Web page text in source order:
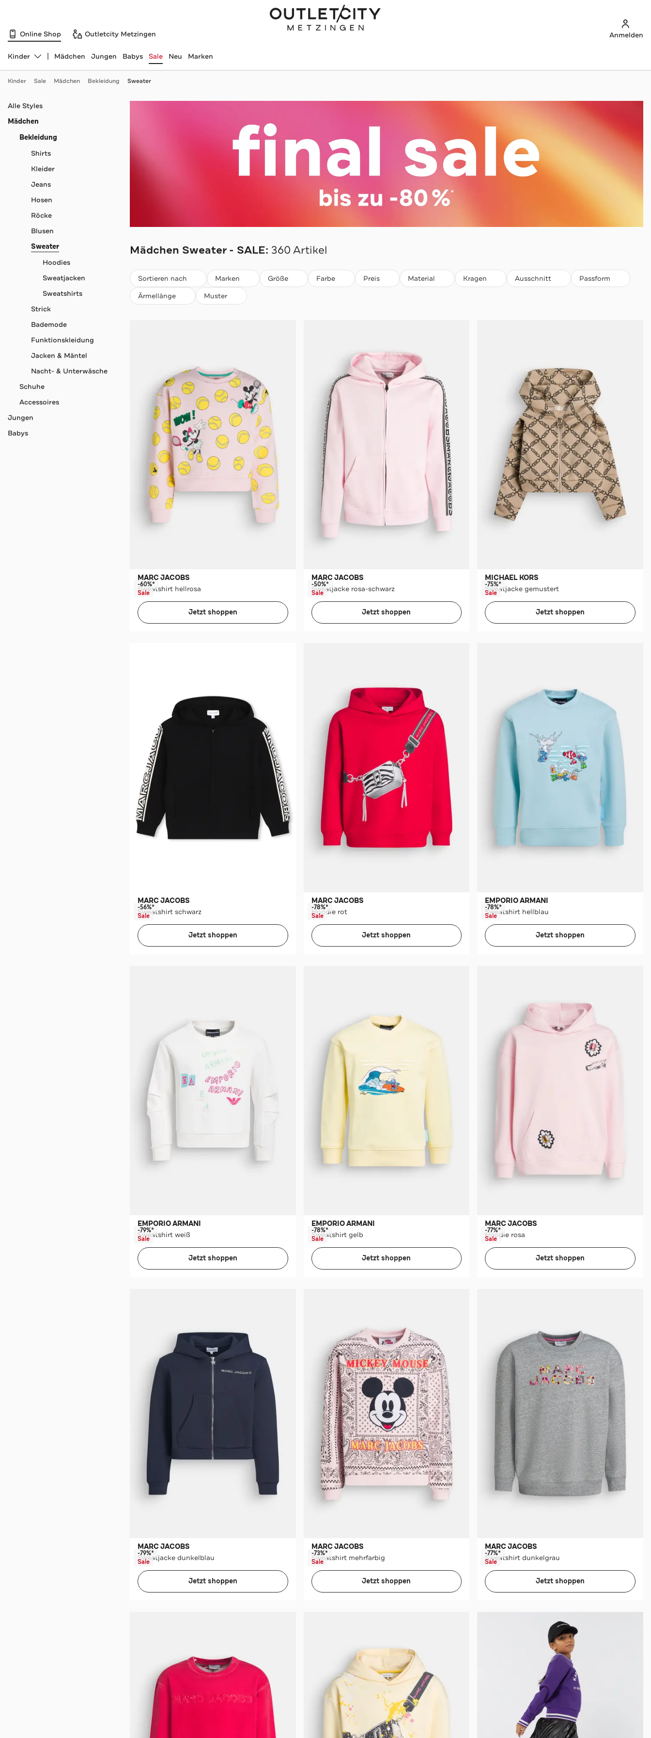
Online Shop Outletcity Metzingen Anmelden
Abteilung ändern, ausgewählt:
Kinder Mädchen Jungen Babys Sale Neu Marken
Kinder Sale Mädchen Bekleidung Sweater
Mädchen Sweater - SALE: 360 Artikel
Navigation überspringen
Alle Styles
Mädchen
Bekleidung
Shirts
Kleider
Jeans
Hosen
Röcke
Blusen
Sweater
Hoodies
Sweatjacken
Sweatshirts
Strick
Bademode
Funktionskleidung
Jacken & Mäntel
Nacht- & Unterwäsche
Schuhe
Accessoires
Jungen
Babys
Sortieren nach
Beliebteste Marken Größe Farbe Preis Material Kragen Ausschnitt
Passform
Ärmellänge
Muster
MARC JACOBS
Sweatshirt hellrosa
-60%*
Sale
Jetzt shoppen
MARC JACOBS
Sweatjacke rosa-schwarz
-50%*
Sale
Jetzt shoppen
MICHAEL KORS
Sweatjacke gemustert
-75%*
Sale
Jetzt shoppen
MARC JACOBS
Sweatshirt schwarz
-56%*
Sale
Jetzt shoppen
MARC JACOBS
Hoodie rot
-78%*
Sale
Jetzt shoppen
EMPORIO ARMANI
Sweatshirt hellblau
-78%*
Sale
Jetzt shoppen
EMPORIO ARMANI
Sweatshirt weiß
-79%*
Sale
Jetzt shoppen
EMPORIO ARMANI
Sweatshirt gelb
-78%*
Sale
Jetzt shoppen
MARC JACOBS
Hoodie rosa
-77%*
Sale
Jetzt shoppen
MARC JACOBS
Sweatjacke dunkelblau
-79%*
Sale
Jetzt shoppen
MARC JACOBS
Sweatshirt mehrfarbig
-73%*
Sale
Jetzt shoppen
MARC JACOBS
Sweatshirt dunkelgrau
-77%*
Sale
Jetzt shoppen